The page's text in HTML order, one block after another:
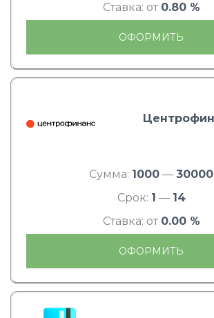
Ставка: от 0.80 %
ОФОРМИТЬ
Сумма: 1000 — 30000
Срок: 1 — 14
Ставка: от 0.00 %
ОФОРМИТЬ